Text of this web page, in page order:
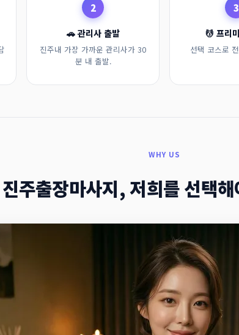
2
🚗 관리사 출발
진주내 가장 가까운 관리사가 30
분 내 출발.
3
💆 프리
선택 코스로
WHY US
진주출장마사지, 저희를 선택